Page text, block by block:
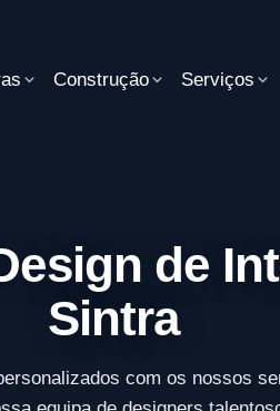
Construção Serviços
de
Sintra
com os nossos